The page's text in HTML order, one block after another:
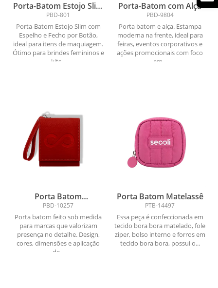
Porta-Batom Estojo Slim
com Espelho e Fecho
por Botão
PBD-801
Porta-Batom Estojo Slim com
Espelho e Fecho por Botão,
ideal para itens de maquiagem.
Ótimo para brindes femininos e
kits...
Porta-Batom com Alça
PBD-9804
Porta batom e alça. Estampa
moderna na frente, ideal para
feiras, eventos corporativos e
ações promocionais com foco
em...
Porta Batom
Personalizado
Corporativo
PBD-10257
Porta batom feito sob medida
para marcas que valorizam
presença no detalhe. Design,
cores, dimensões e aplicação
de...
Porta Batom Matelassê
PTB-14497
Essa peça é confeccionada em
tecido bora bora matelado, fole
ziper, bolso interno e forros em
tecido bora bora, possui o...